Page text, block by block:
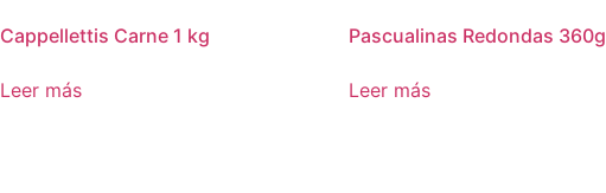
Cappellettis Carne 1 kg
Leer más
Pascualinas Redondas 360g
Leer más